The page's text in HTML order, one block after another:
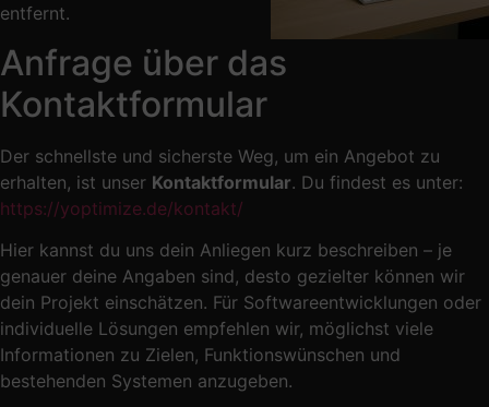
entfernt.
Anfrage über das
Kontaktformular
Der schnellste und sicherste Weg, um ein Angebot zu
erhalten, ist unser Kontaktformular. Du findest es unter:
https://yoptimize.de/kontakt/
Hier kannst du uns dein Anliegen kurz beschreiben – je
genauer deine Angaben sind, desto gezielter können wir
dein Projekt einschätzen. Für Softwareentwicklungen oder
individuelle Lösungen empfehlen wir, möglichst viele
Informationen zu Zielen, Funktionswünschen und
bestehenden Systemen anzugeben.